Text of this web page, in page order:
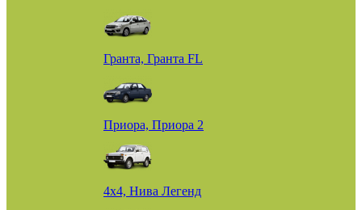
Гранта, Гранта FL
Приора, Приора 2
4х4, Нива Легенд